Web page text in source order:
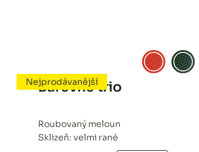
Nejprodávanější
Barevné trio
Roubovaný meloun
Sklizeň: velmi rané